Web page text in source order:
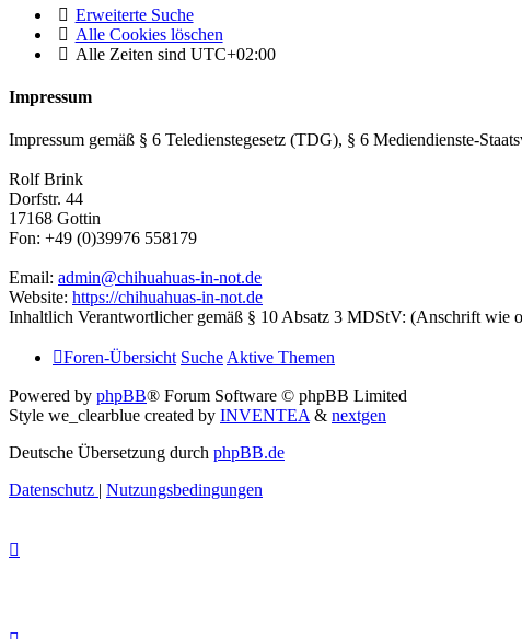
Erweiterte Suche
Alle Cookies löschen
Alle Zeiten sind UTC+02:00
Impressum
Impressum gemäß § 6 Teledienstegesetz (TDG), § 6 Mediendienste-
Rolf Brink
Dorfstr. 44
17168 Gottin
Fon: +49 (0)39976 558179
Email: admin@chihuahuas-in-not.de
Website: https://chihuahuas-in-not.de
Inhaltlich Verantwortlicher gemäß § 10 Absatz 3 MDStV: (Anschrift wie
Foren-Übersicht Suche Aktive Themen
Powered by phpBB® Forum Software © phpBB Limited
Style we_clearblue created by INVENTEA & nextgen
Deutsche Übersetzung durch phpBB.de
Datenschutz | Nutzungsbedingungen